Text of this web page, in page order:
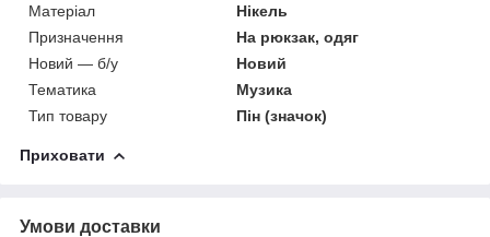
Матеріал
Нікель
Призначення
На рюкзак, одяг
Новий — б/у
Новий
Тематика
Музика
Тип товару
Пін (значок)
Приховати
Умови доставки